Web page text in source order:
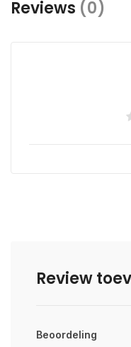
Reviews (0)
Review
Beoordeling